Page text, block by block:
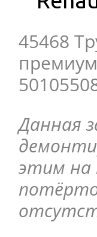
45468
Данная
этим на